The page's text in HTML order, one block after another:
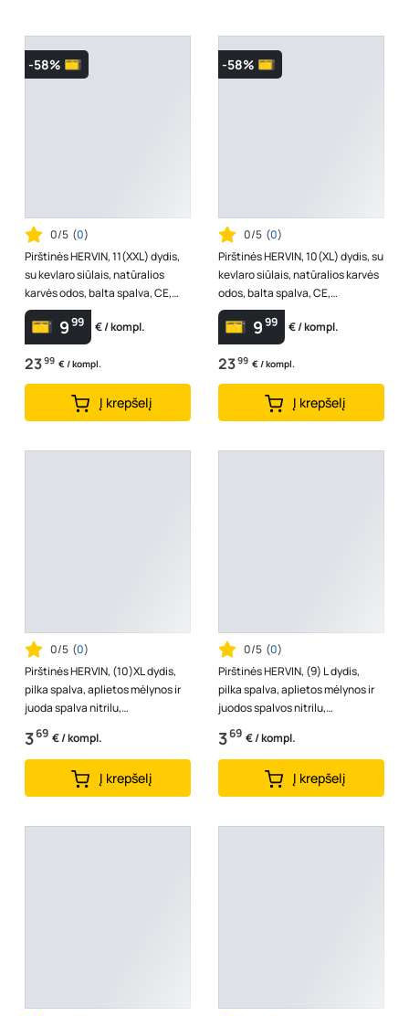
-58%
0/5 (0)
Pirštinės HERVIN, 11(XXL) dydis,
su kevlaro siūlais, natūralios
karvės odos, balta spalva, CE,
BOOMERANG
999 € / kompl.
2399 € / kompl.
Į krepšelį
-58%
0/5 (0)
Pirštinės HERVIN, 10(XL) dydis, su
kevlaro siūlais, natūralios karvės
odos, balta spalva, CE,
BOOMERANG
999 € / kompl.
2399 € / kompl.
Į krepšelį
0/5 (0)
Pirštinės HERVIN, (10)XL dydis,
pilka spalva, aplietos mėlynos ir
juoda spalva nitrilu,
poliesterinės, aplietos dvigubo ...
369 € / kompl.
Į krepšelį
0/5 (0)
Pirštinės HERVIN, (9) L dydis,
pilka spalva, aplietos mėlynos ir
juodos spalvos nitrilu,
poliesterinės, aplietos dvigubo...
369 € / kompl.
Į krepšelį